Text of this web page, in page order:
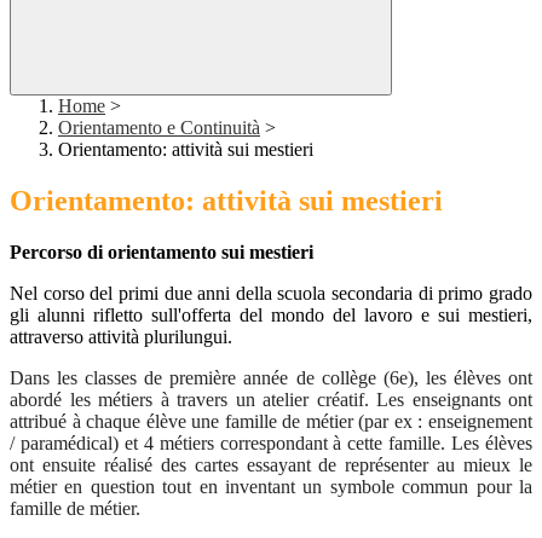
Home >
Orientamento e Continuità >
Orientamento: attività sui mestieri
Orientamento: attività sui mestieri
Percorso di orientamento sui mestieri
Nel corso del primi due anni della scuola secondaria di primo grado
gli alunni rifletto sull'offerta del mondo del lavoro e sui mestieri,
attraverso attività plurilungui.
Dans les classes de première année de collège (6e), les élèves ont
abordé les métiers à travers un atelier créatif. Les enseignants ont
attribué à chaque élève une famille de métier (par ex : enseignement
/ paramédical) et 4 métiers correspondant à cette famille. Les élèves
ont ensuite réalisé des cartes essayant de représenter au mieux le
métier en question tout en inventant un symbole commun pour la
famille de métier.